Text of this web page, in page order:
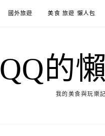
國外旅遊 美食 旅遊 懶人包
QQ的
我的美食與玩樂